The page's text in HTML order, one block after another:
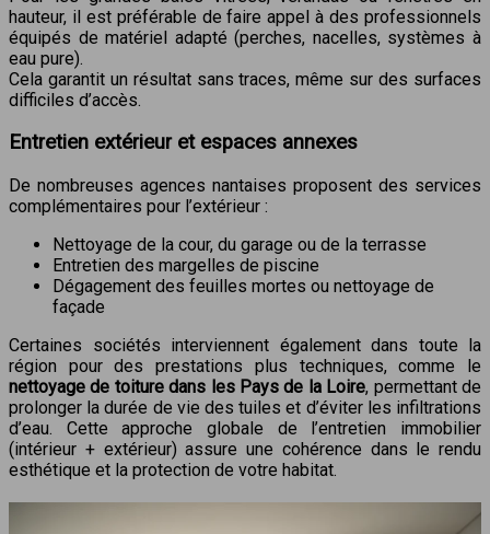
hauteur, il est préférable de faire appel à des professionnels
équipés de matériel adapté (perches, nacelles, systèmes à
eau pure).
Cela garantit un résultat sans traces, même sur des surfaces
difficiles d’accès.
Entretien extérieur et espaces annexes
De nombreuses agences nantaises proposent des services
complémentaires pour l’extérieur :
Nettoyage de la cour, du garage ou de la terrasse
Entretien des margelles de piscine
Dégagement des feuilles mortes ou nettoyage de
façade
Certaines sociétés interviennent également dans toute la
région pour des prestations plus techniques, comme le
nettoyage de toiture dans les Pays de la Loire, permettant de
prolonger la durée de vie des tuiles et d’éviter les infiltrations
d’eau. Cette approche globale de l’entretien immobilier
(intérieur + extérieur) assure une cohérence dans le rendu
esthétique et la protection de votre habitat.